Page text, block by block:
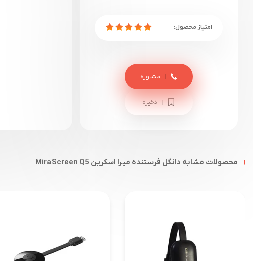
ذخیره
مشاوره
محصولات مشابه دانگل فرستنده میرا اسکرین MiraScreen Q5